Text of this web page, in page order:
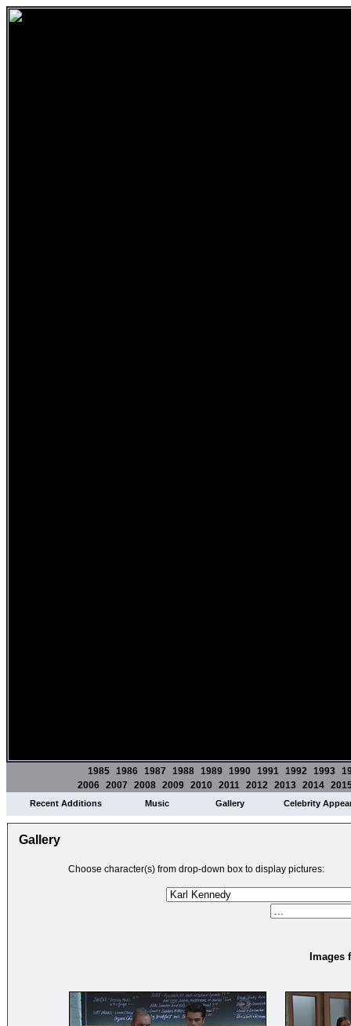
1985 1986 1987 1988 1989 1990 1991 1992 1993
2006 2007 2008 2009 2010 2011 2012 2013 2014
Recent Additions Music Gallery Celebrity
Gallery
Choose character(s) from drop-down box to display pictures:
Images